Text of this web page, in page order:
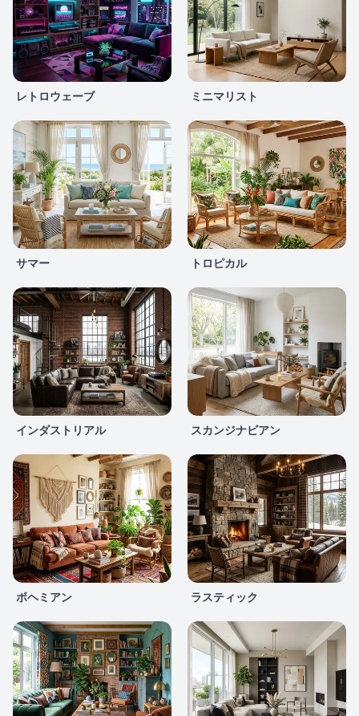
レトロウェーブ ミニマリスト
サマー トロピカル
インダストリアル スカンジナビアン
ボヘミアン ラスティック